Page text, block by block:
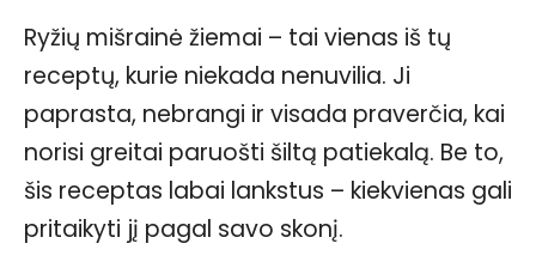
Ryžių mišrainė žiemai – tai vienas iš tų
receptų, kurie niekada nenuvilia. Ji
paprasta, nebrangi ir visada praverčia, kai
norisi greitai paruošti šiltą patiekalą. Be to,
šis receptas labai lankstus – kiekvienas gali
pritaikyti jį pagal savo skonį.